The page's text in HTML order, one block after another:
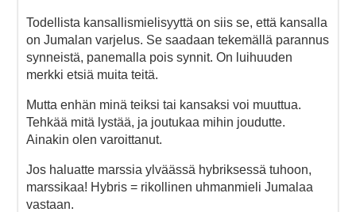
Todellista kansallismielisyyttä on siis se, että kansalla
on Jumalan varjelus. Se saadaan tekemällä parannus
synneistä, panemalla pois synnit. On luihuuden
merkki etsiä muita teitä.
Mutta enhän minä teiksi tai kansaksi voi muuttua.
Tehkää mitä lystää, ja joutukaa mihin joudutte.
Ainakin olen varoittanut.
Jos haluatte marssia ylväässä hybriksessä tuhoon,
marssikaa! Hybris = rikollinen uhmanmieli Jumalaa
vastaan.